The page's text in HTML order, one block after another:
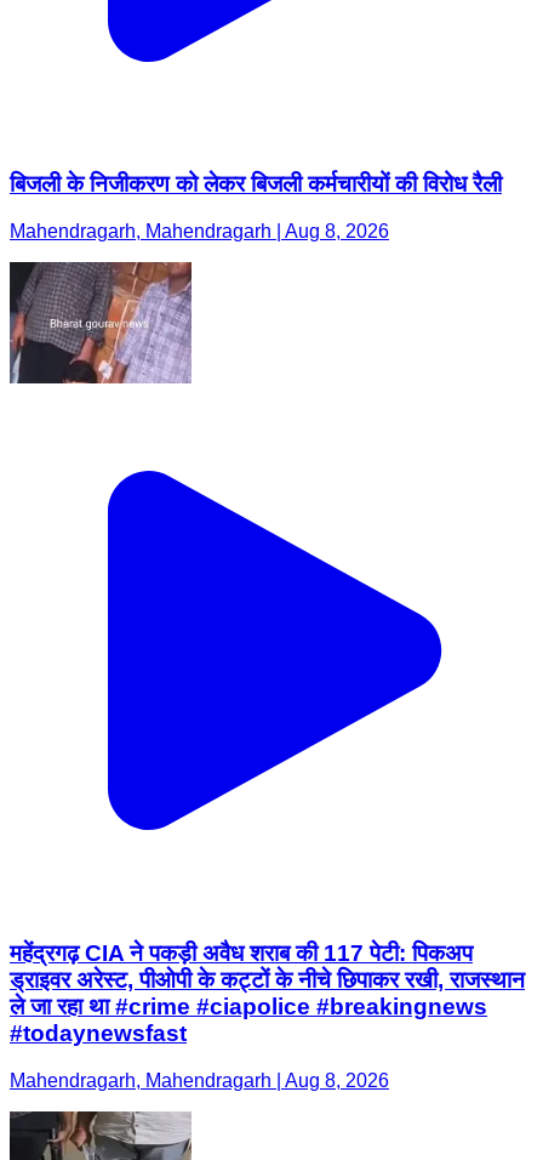
बिजली के निजीकरण को लेकर बिजली कर्मचारीयों की विरोध रैली
Mahendragarh, Mahendragarh | Aug 8, 2026
महेंद्रगढ़ CIA ने पकड़ी अवैध शराब की 117 पेटी: पिकअप
ड्राइवर अरेस्ट, पीओपी के कट्टों के नीचे छिपाकर रखी, राजस्थान
ले जा रहा था #crime #ciapolice #breakingnews
#todaynewsfast
Mahendragarh, Mahendragarh | Aug 8, 2026